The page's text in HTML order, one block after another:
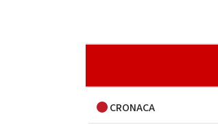
CRONACA